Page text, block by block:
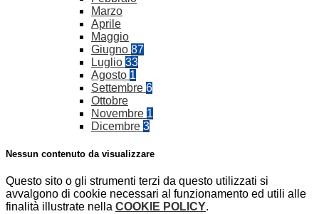
Marzo
Aprile
Maggio
Giugno 87
Luglio 33
Agosto 1
Settembre 6
Ottobre
Novembre 1
Dicembre 3
Nessun contenuto da visualizzare
Questo sito o gli strumenti terzi da questo utilizzati si
avvalgono di cookie necessari al funzionamento ed utili alle
finalità illustrate nella COOKIE POLICY.